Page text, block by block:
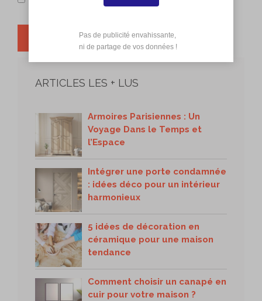
navigateur pour mon prochain commentaire.
ARTICLES LES + LUS
Armoires Parisiennes : Un
Voyage Dans le Temps et
l’Espace
Intégrer une porte condamnée
: idées déco pour un intérieur
harmonieux
5 idées de décoration en
céramique pour une maison
tendance
Comment choisir un canapé en
cuir pour votre maison ?
Pas de publicité envahissante,
ni de partage de vos données !